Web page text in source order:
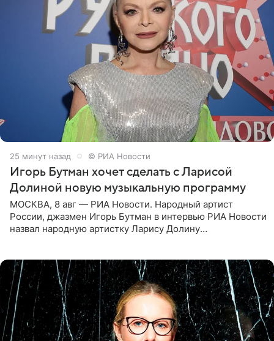
25 минут назад © РИА Новости
Игорь Бутман хочет сделать с Ларисой
Долиной новую музыкальную программу
МОСКВА, 8 авг — РИА Новости. Народный артист
России, джазмен Игорь Бутман в интервью РИА Новости
назвал народную артистку Ларису Долину